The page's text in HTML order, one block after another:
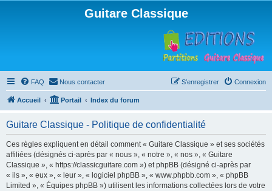
Guitare Classique
FAQ Nous contacter Connexion
S’enregistrer
Accueil Portail Index du forum
Guitare Classique - Politique de confidentialité
Ces règles expliquent en détail comment « Guitare Classique » et ses sociétés
affiliées (désignés ci-après par « nous », « notre », « nos », « Guitare
Classique », « https://classicguitare.com ») et phpBB (désigné ci-après par
« ils », « eux », « leur », « logiciel phpBB », « www.phpbb.com », « phpBB
Limited », « Équipes phpBB ») utilisent les informations collectées lors de votre